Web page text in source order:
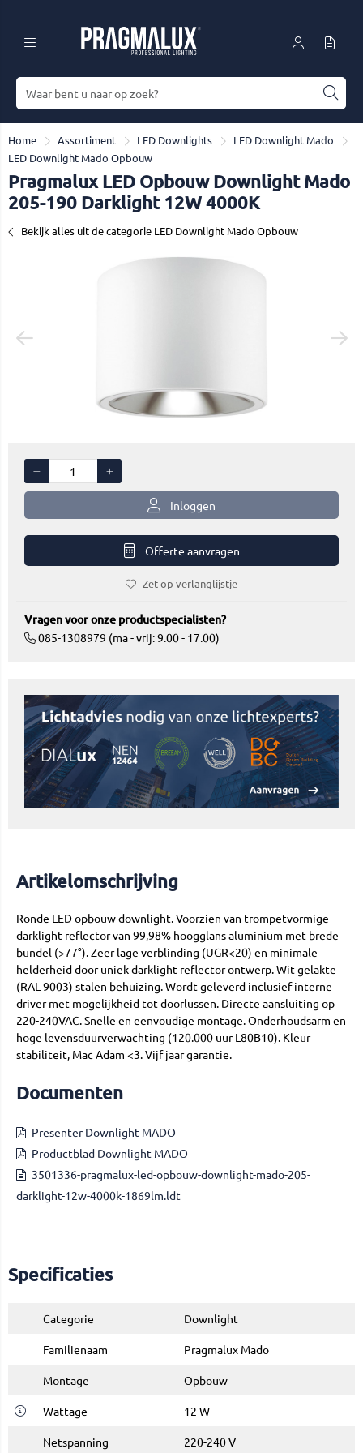
Home Assortiment LED Downlights
LED Downlight Mado
LED Downlight Mado Opbouw
Pragmalux LED Opbouw Downlight Mado
205-190 Darklight 12W 4000K
Bekijk alles uit de categorie LED Downlight Mado Opbouw
Inloggen
Offerte aanvragen
Zet op verlanglijstje
Vragen voor onze productspecialisten?
085-1308979 (ma - vrij: 9.00 - 17.00)
Artikelomschrijving
Ronde LED opbouw downlight. Voorzien van trompetvormige
darklight reflector van 99,98% hoogglans aluminium met brede
bundel (>77°). Zeer lage verblinding (UGR<20) en minimale
helderheid door uniek darklight reflector ontwerp. Wit gelakte
(RAL 9003) stalen behuizing. Wordt geleverd inclusief interne
driver met mogelijkheid tot doorlussen. Directe aansluiting op
220-240VAC. Snelle en eenvoudige montage. Onderhoudsarm en
hoge levensduurverwachting (120.000 uur L80B10). Kleur
stabiliteit, Mac Adam <3. Vijf jaar garantie.
Documenten
Presenter Downlight MADO
Productblad Downlight MADO
3501336-pragmalux-led-opbouw-downlight-mado-205-
darklight-12w-4000k-1869lm.ldt
Specificaties
Categorie Downlight
Familienaam Pragmalux Mado
Montage Opbouw
Wattage 12 W
Netspanning 220-240 V